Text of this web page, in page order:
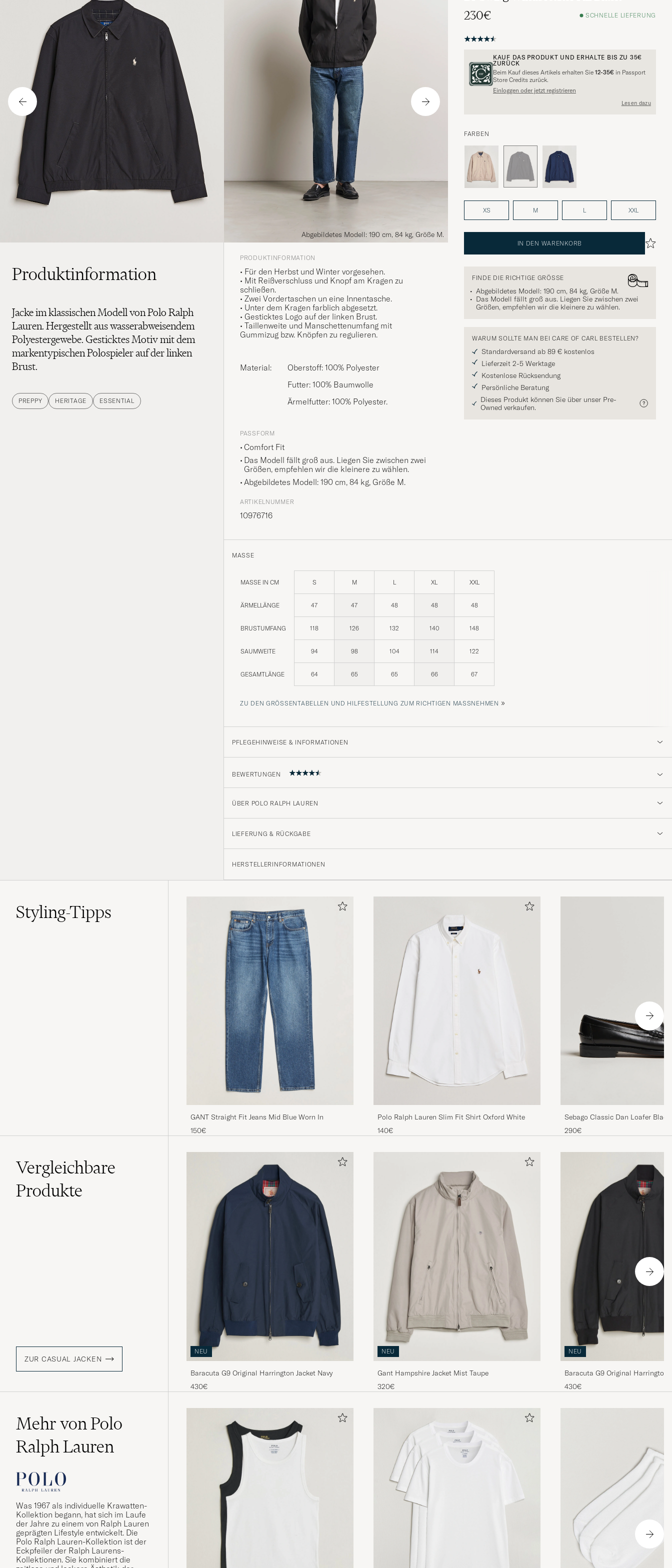
Abgebildetes Modell: 190 cm, 84 kg, Größe M.
230€
SCHNELLE LIEFERUNG
KAUF DAS PRODUKT UND ERHALTE BIS ZU 35€
ZURÜCK
Beim Kauf dieses Artikels erhalten Sie 12-35€ in Passport
Store Credits zurück.
Einloggen oder jetzt registrieren
Lesen dazu
FARBEN
XS M L XXL
IN DEN WARENKORB
FINDE DIE RICHTIGE GRÖSSE
Abgebildetes Modell: 190 cm, 84 kg, Größe M.
Das Modell fällt groß aus. Liegen Sie zwischen zwei
Größen, empfehlen wir die kleinere zu wählen.
WARUM SOLLTE MAN BEI CARE OF CARL BESTELLEN?
Standardversand ab 89 € kostenlos
Lieferzeit 2-5 Werktage
Kostenlose Rücksendung
Persönliche Beratung
Dieses Produkt können Sie über unser Pre-
Owned verkaufen.
Produktinformation
Jacke im klassischen Modell von Polo Ralph
Lauren. Hergestellt aus wasserabweisendem
Polyestergewebe. Gesticktes Motiv mit dem
markentypischen Polospieler auf der linken
Brust.
PREPPY HERITAGE ESSENTIAL
PRODUKTINFORMATION
• Für den Herbst und Winter vorgesehen.
• Mit Reißverschluss und Knopf am Kragen zu
schließen.
• Zwei Vordertaschen un eine Innentasche.
• Unter dem Kragen farblich abgesetzt.
• Gesticktes Logo auf der linken Brust.
• Taillenweite und Manschettenumfang mit
Gummizug bzw. Knöpfen zu regulieren.
Material:
Oberstoff: 100% Polyester
Futter: 100% Baumwolle
Ärmelfutter: 100% Polyester.
PASSFORM
Comfort Fit
Das Modell fällt groß aus. Liegen Sie zwischen zwei
Größen, empfehlen wir die kleinere zu wählen.
Abgebildetes Modell: 190 cm, 84 kg, Größe M.
ARTIKELNUMMER
10976716
MASSE
MASSE IN CM S M L XL XXL
ÄRMELLÄNGE 47 47 48 48 48
BRUSTUMFANG 118 126 132 140 148
SAUMWEITE 94 98 104 114 122
GESAMTLÄNGE 64 65 65 66 67
ZU DEN GRÖSSENTABELLEN UND HILFESTELLUNG ZUM RICHTIGEN MASSNEHMEN »
PFLEGEHINWEISE & INFORMATIONEN
BEWERTUNGEN
4.5
(9)
Motsvarar förväntningarna helt !
ULRIKA J GEKAUFT AM AUF CAREOFCARL.SE
Mycket stilren jacka! Känns välgjord och hållbar. Jag är 183cm lång
och storlek S passade mig lagom. Det enda jag skulle önskat är en
extra innerficka då det är lite klent med fickor. Kanonbra överlag!
CARL S GEKAUFT AM AUF CAREOFCARL.SE
Snygg stilren och praktisk . En klassiker
ERIK H GEKAUFT AM AUF CAREOFCARL.SE
Hög standard och passform.
GEKAUFT AM AUF CAREOFCARL.SE
Bra produkt, motsvarade förväntningarna. Snabb leverans!
JOHAN G GEKAUFT AM AUF CAREOFCARL.SE
En bra jacka! Skön och stilren. Jag är 191cm lång ca 84kg storlek m
passar mig även om jag har lite längre armar.
OLIVER G GEKAUFT AM AUF CAREOFCARL.SE
ÜBER POLO RALPH LAUREN
LIEFERUNG & RÜCKGABE
HERSTELLERINFORMATIONEN
Styling-Tipps
GANT Straight Fit Jeans Mid Blue Worn In
150€
Polo Ralph Lauren Slim Fit Shirt Oxford White
140€
Sebago Classic Dan Loafer Black
290€
Vergleichbare
Produkte
ZUR CASUAL JACKEN
NEU
Baracuta G9 Original Harrington Jacket Navy
430€
NEU
Gant Hampshire Jacket Mist Taupe
320€
NEU
Baracuta G9 Original Harrington
430€
Mehr von Polo
Ralph Lauren
Was 1967 als individuelle Krawatten-
Kollektion begann, hat sich im Laufe
der Jahre zu einem von Ralph Lauren
geprägten Lifestyle entwickelt. Die
Polo Ralph Lauren-Kollektion ist der
Eckpfeiler der Ralph Laurens-
Kollektionen. Sie kombiniert die